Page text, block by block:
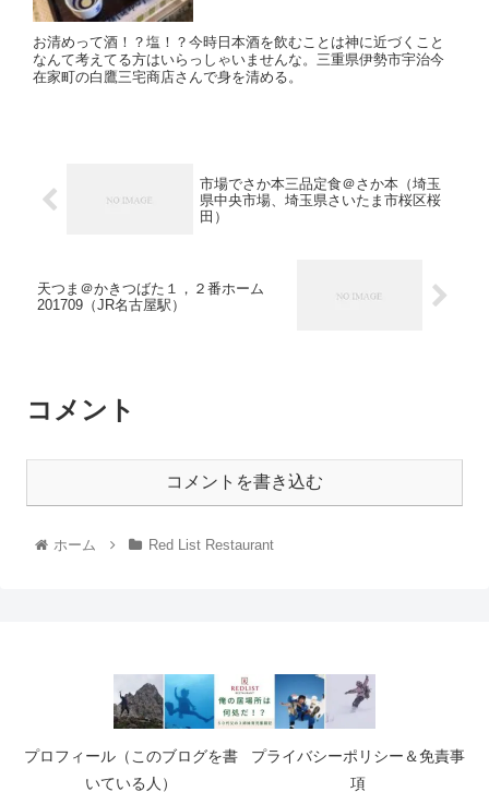
お清めって酒！？塩！？今時日本酒を飲むことは神に近づくこと
なんて考えてる方はいらっしゃいませんな。三重県伊勢市宇治今
在家町の白鷹三宅商店さんで身を清める。
市場でさか本三品定食＠さか本（埼玉
県中央市場、埼玉県さいたま市桜区桜
田）
天つま＠かきつばた１，２番ホーム
201709（JR名古屋駅）
コメント
コメントを書き込む
ホーム Red List Restaurant
プロフィール（このブログを書
いている人）
プライバシーポリシー＆免責事
項